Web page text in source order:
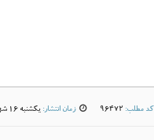
کد مطلب: 96472 زمان انتشار: يکشنبه 16 شهريور 1404-7:41